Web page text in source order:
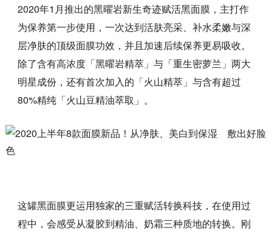
2020年1月推出的黑曜岩新生奇迹赋活黑面膜，主打作
为保养第一步使用，一次达到活肤亮采、补水柔嫩与深
层净肤的顶级面膜功效，并且加速后续保养更易吸收。
除了含有高浓度「黑曜岩精萃」与「重生密萝兰」两大
明星成份，还有首次加入的「火山精萃」与含有超过
80%精纯「火山豆精油萃取」。
这罐黑面膜更运用独家的三重赋活转换科技，在使用过
程中，会感受从凝胶到精油、奶霜三种质地的转换。刚